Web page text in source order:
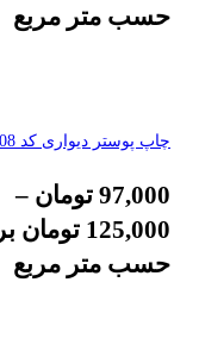
حسب متر مربع
چاپ پوستر دیواری کد 2408
97,000 تومان –
125,000 تومان بر
حسب متر مربع